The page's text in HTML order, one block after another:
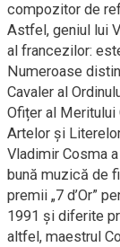
compozitor de
Astfel, geniul lui
al francezilor:
Numeroase
Cavaler al
Ofițer al Meritului
Artelor și
Vladimir Cosma
bună muzică de
premii „7 d’Or”
1991 și diferite
altfel, maestrul